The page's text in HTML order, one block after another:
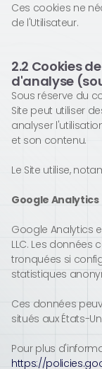
Ces cookies ne
de l'Utilisateur.
2.2 Cookies
d'analyse
Sous réserve du
Site peut utiliser
analyser
et son contenu.
Le Site utilise,
Google Analytics
Google Analytics
LLC. Les données
tronquées si
statistiques
Ces données
situés aux États-
Pour plus
https://